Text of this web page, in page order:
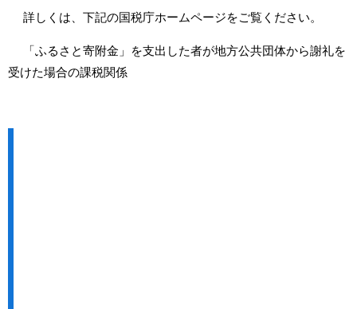
詳しくは、下記の国税庁ホームページをご覧ください。
「ふるさと寄附金」を支出した者が地方公共団体から謝礼を
受けた場合の課税関係